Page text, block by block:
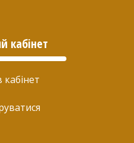
кабінет
кабінет